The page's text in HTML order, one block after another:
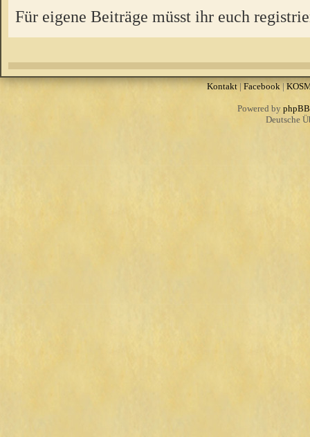
Für eigene Beiträge müsst ihr euch
Kontakt|Facebook |
Powered by phpBB
Deutsche